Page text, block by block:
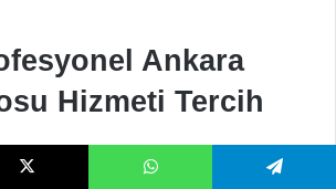
Ankara
Hizmeti Tercih